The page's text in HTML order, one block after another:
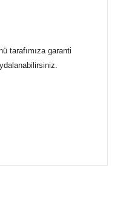
tarafımıza garanti